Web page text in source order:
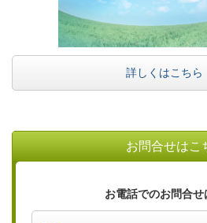
詳しくはこちら
お問合せはこ
お電話でのお問合せ